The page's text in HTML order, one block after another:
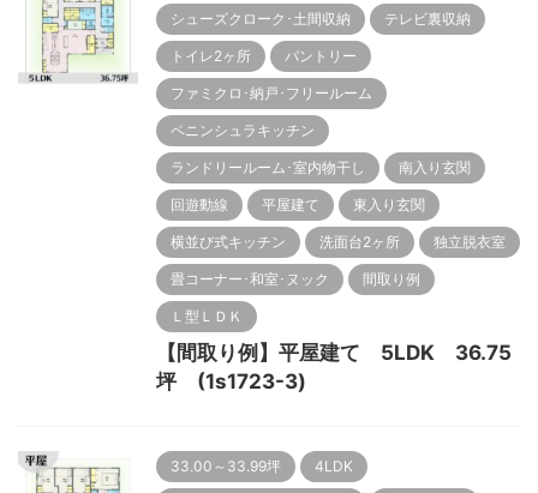
シューズクローク･土間収納 テレビ裏収納
トイレ2ヶ所 パントリー
ファミクロ･納戸･フリールーム
ペニンシュラキッチン
ランドリールーム･室内物干し 南入り玄関
回遊動線 平屋建て 東入り玄関
横並び式キッチン 洗面台2ヶ所 独立脱衣室
畳コーナー･和室･ヌック 間取り例
Ｌ型ＬＤＫ
【間取り例】平屋建て 5LDK 36.75
坪 (1s1723-3)
33.00～33.99坪 4LDK